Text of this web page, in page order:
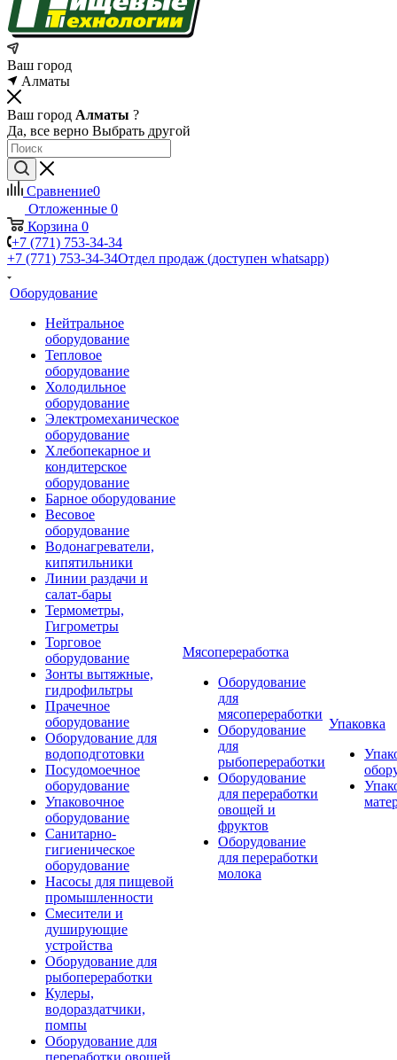
Ваш город
Алматы
Ваш город Алматы ?
Да, все верно Выбрать другой
Сравнение0
Отложенные 0
Корзина 0
+7 (771) 753-34-34
+7 (771) 753-34-34Отдел продаж (доступен whatsapp)
Оборудование
Нейтральное
оборудование
Тепловое
оборудование
Холодильное
оборудование
Электромеханическое
оборудование
Хлебопекарное и
кондитерское
оборудование
Барное оборудование
Весовое
оборудование
Водонагреватели,
кипятильники
Линии раздачи и
салат-бары
Термометры,
Гигрометры
Торговое
оборудование
Зонты вытяжные,
гидрофильтры
Прачечное
оборудование
Оборудование для
водоподготовки
Посудомоечное
оборудование
Упаковочное
оборудование
Санитарно-
гигиеническое
оборудование
Насосы для пищевой
промышленности
Смесители и
душирующие
устройства
Оборудование для
рыбопереработки
Кулеры,
водораздатчики,
помпы
Оборудование для
переработки овощей
Мясопереработка
Оборудование
для
мясопереработки
Оборудование
для
рыбопереработки
Оборудование
для переработки
овощей и
фруктов
Оборудование
для переработки
молока
Упаковка